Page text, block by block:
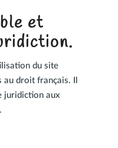
et
du site
au droit français. Il
juridiction aux